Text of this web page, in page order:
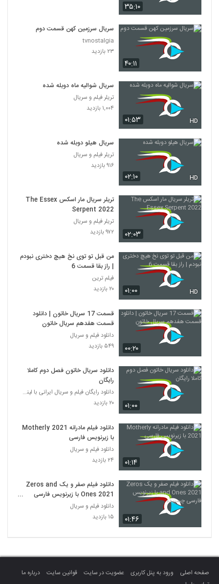
۳۵:۱۰
۴۰:۱۱
سریال سرزمین کهن قسمت دوم
tvnostalgia
۲۳ بازدید
۰۱:۵۳ HD
سریال شوالیه ماه دوبله شده
تریلر فیلم و سریال
۱,۰۰۴ بازدید
۰۲:۱۰ HD
سریال هیلو دوبله شده
تریلر فیلم و سریال
۹۱۶ بازدید
۰۲:۰۳
تریلر سریال مار اسکس The Essex
Serpent 2022
تریلر فیلم و سریال
۹۷۲ بازدید
۰۱:۰۰ HD
من قبل تو توی نخ هیچ دختری نبودم
| راز بقا قسمت 6
فیلم ترین
۲۰ بازدید
۰۰:۲۰
قسمت 17 سریال خاتون | دانلود
قسمت هفدهم سریال خاتون
دانلود فیلم و سریال
۵۴۹ بازدید
۰۱:۰۰
دانلود سریال خاتون فصل دوم کاملا
رایگان
دانلود رایگان فیلم و سریال ایرانی با لینک مستقیم
۲۰ بازدید
۰۱:۱۴
دانلود فیلم مادرانه Motherly 2021
با زیرنویس فارسی
دانلود فیلم و سریال
۲۴ بازدید
۰۱:۴۶
دانلود فیلم صفر و یک Zeros and
Ones 2021 با زیرنویس فارسی
چسبیده
دانلود فیلم و سریال
۱۵ بازدید
صفحه اصلی ورود به پنل کاربری عضویت در سایت قوانین سایت
درباره ما